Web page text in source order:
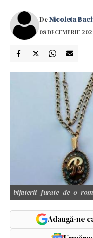
DeNicoleta
08 DECEMBRIE
Adaugă-ne